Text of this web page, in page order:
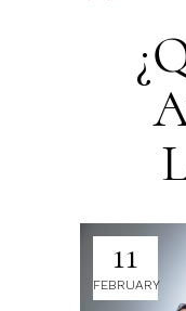
11
FEBRUARY